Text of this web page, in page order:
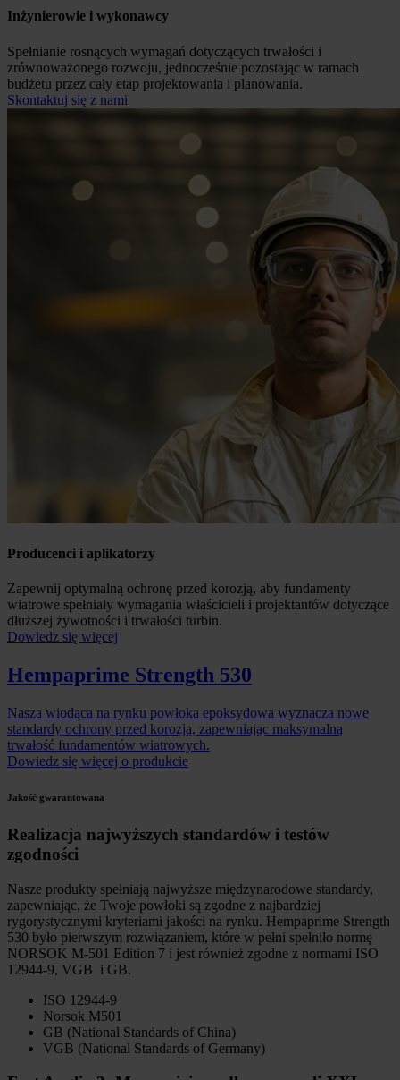
Inżynierowie i wykonawcy
Spełnianie rosnących wymagań dotyczących trwałości i
zrównoważonego rozwoju, jednocześnie pozostając w ramach
budżetu przez cały etap projektowania i planowania.
Skontaktuj się z nami
Producenci i aplikatorzy
Zapewnij optymalną ochronę przed korozją, aby fundamenty
wiatrowe spełniały wymagania właścicieli i projektantów dotyczące
dłuższej żywotności i trwałości turbin.
Dowiedz się więcej
Hempaprime Strength 530
Nasza wiodąca na rynku powłoka epoksydowa wyznacza nowe
standardy ochrony przed korozją, zapewniając maksymalną
trwałość fundamentów wiatrowych.
Dowiedz się więcej o produkcie
Jakość gwarantowana
Realizacja najwyższych standardów i testów
zgodności
Nasze produkty spełniają najwyższe międzynarodowe standardy,
zapewniając, że Twoje powłoki są zgodne z najbardziej
rygorystycznymi kryteriami jakości na rynku. Hempaprime Strength
530 było pierwszym rozwiązaniem, które w pełni spełniło normę
NORSOK M-501 Edition 7 i jest również zgodne z normami ISO
12944-9, VGB i GB.
ISO 12944-9
Norsok M501
GB (National Standards of China)
VGB (National Standards of Germany)